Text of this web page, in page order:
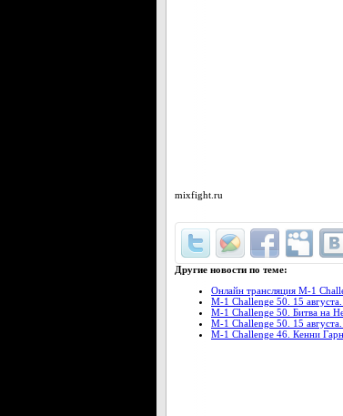
mixfight.ru
Другие новости по теме:
Онлайн трансляция М-1
M-1 Challenge 50. 15
M-1 Challenge 50. Битва на
M-1 Challеnge 50. 15
М-1 Challenge 46. Кенни